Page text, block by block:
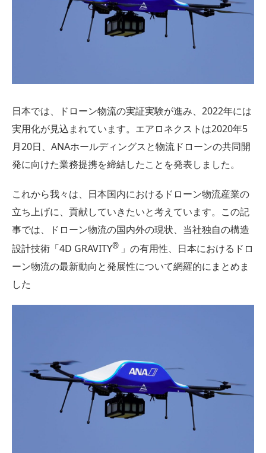
日本では、ドローン物流の実証実験が進み、2022年には
実用化が見込まれています。エアロネクストは2020年5
月20日、ANAホールディングスと物流ドローンの共同開
発に向けた業務提携を締結したことを発表しました。
これから我々は、日本国内におけるドローン物流産業の
立ち上げに、貢献していきたいと考えています。この記
事では、ドローン物流の国内外の現状、当社独自の構造
設計技術「4D GRAVITY® 」の有用性、日本におけるドロ
ーン物流の最新動向と発展性について網羅的にまとめま
した